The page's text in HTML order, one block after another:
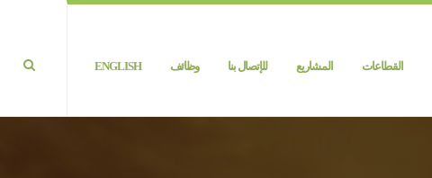
القطاعات المشاريع للإتصال بنا وظائف ENGLISH